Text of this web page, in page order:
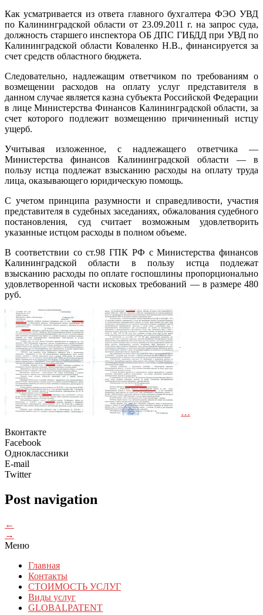
Как усматривается из ответа главного бухгалтера ФЭО УВД
по Калининградской области от 23.09.2011 г. на запрос суда,
должность старшего инспектора ОБ ДПС ГИБДД при УВД по
Калининградской области Коваленко Н.В., финансируется за
счет средств областного бюджета.
Следовательно, надлежащим ответчиком по требованиям о
возмещении расходов на оплату услуг представителя в
данном случае является казна субъекта Российской Федерации
в лице Министерства Финансов Калининградской области, за
счет которого подлежит возмещению причиненный истцу
ущерб.
Учитывая изложенное, с надлежащего ответчика —
Министерства финансов Калининградской области — в
пользу истца подлежат взысканию расходы на оплату труда
лица, оказывающего юридическую помощь.
С учетом принципа разумности и справедливости, участия
представителя в судебных заседаниях, обжалования судебного
постановления, суд считает возможным удовлетворить
указанные истцом расходы в полном объеме.
В соответствии со ст.98 ГПК РФ с Министерства финансов
Калининградской области в пользу истца подлежат
взысканию расходы по оплате госпошлины пропорционально
удовлетворенной части исковых требований — в размере 480
руб.
…
Вконтакте
Facebook
Одноклассники
E-mail
Twitter
Post navigation
←
→
Меню
Главная
Контакты
СТОИМОСТЬ УСЛУГ
Виды услуг
GLOBALPATENT